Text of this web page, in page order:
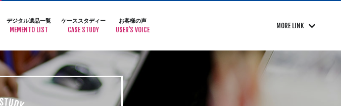
デジタル遺品一覧
MEMENTO LIST
ケーススタディー
CASE STUDY
お客様の声
USER'S VOICE MORE LINK